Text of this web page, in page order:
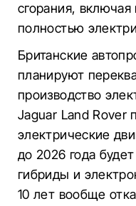
сгорания,
полностью
Британские
планируют
производство
Jaguar Land Rover
электрические
до 2026 года
гибриды и
10 лет вообще